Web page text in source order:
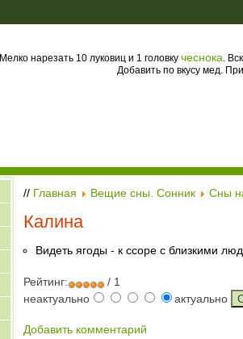
Мелко нарезать 10 луковиц и 1 головку чеснока.
Добавить по вкусу мед.
// Главная Вещие сны. Сонник Сны
Калина
Видеть ягоды - к ссоре с близкими
Рейтинг:
/ 1
неактуально
актуально
Добавить комментарий